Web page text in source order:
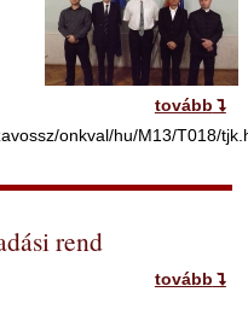
tovább
onkval/hu/M13/T018/
rend
tovább